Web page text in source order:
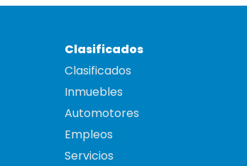
Clasificados
Clasificados
Inmuebles
Automotores
Empleos
Servicios